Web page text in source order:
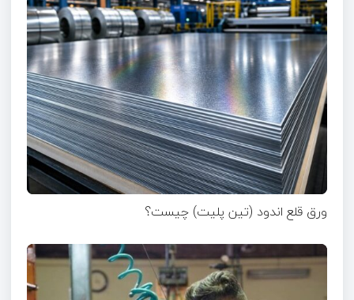
ورق قلع اندود (تین پلیت) چیست؟